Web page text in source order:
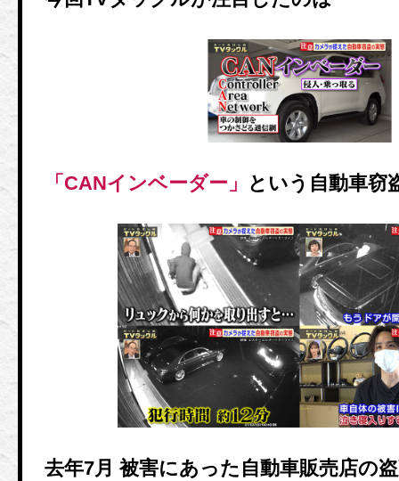
「CANインベーダー」 という自動車窃
去年7月 被害にあった自動車販売店の